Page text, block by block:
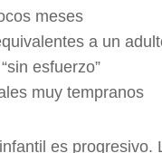
meses
a un
esfuerzo”
muy tempranos
es progresivo.